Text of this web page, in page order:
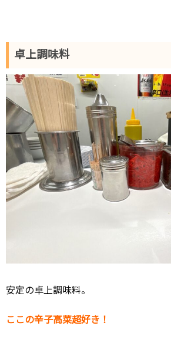
卓上調味料
安定の卓上調味料。
ここの辛子高菜超好き！